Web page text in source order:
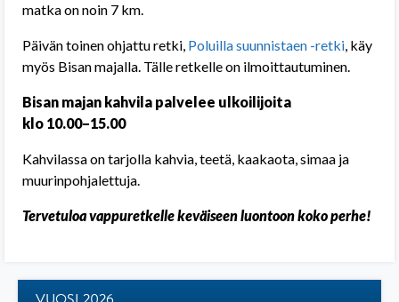
matka on noin 7 km.
Päivän toinen ohjattu retki, Poluilla suunnistaen -retki, käy
myös Bisan majalla. Tälle retkelle on ilmoittautuminen.
Bisan majan kahvila palvelee ulkoilijoita
klo 10.00–15.00
Kahvilassa on tarjolla kahvia, teetä, kaakaota, simaa ja
muurinpohjalettuja.
Tervetuloa vappuretkelle keväiseen luontoon koko perhe!